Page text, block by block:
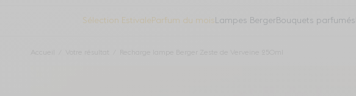
Sélection Estivale Parfum du mois Lampes Berger Bouquets parfumés